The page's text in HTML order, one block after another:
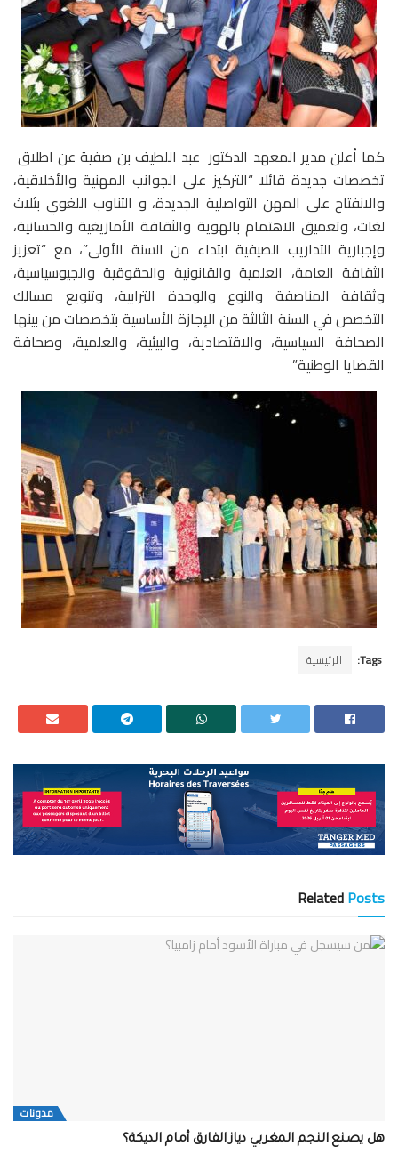
كما أعلن مدير المعهد الدكتور عبد اللطيف بن صفية عن اطلاق
تخصصات جديدة قائلا “التركيز على الجوانب المهنية والأخلاقية،
والانفتاح على المهن التواصلية الجديدة، و التناوب اللغوي بثلاث
لغات، وتعميق الاهتمام بالهوية والثقافة الأمازيغية والحسانية،
وإجبارية التداريب الصيفية ابتداء من السنة الأولى”، مع “تعزيز
الثقافة العامة، العلمية والقانونية والحقوقية والجيوسياسية،
وثقافة المناصفة والنوع والوحدة الترابية، وتنويع مسالك
التخصص في السنة الثالثة من الإجازة الأساسية بتخصصات من بينها
الصحافة السياسية، والاقتصادية، والبيئية، والعلمية، وصحافة
القضايا الوطنية”
Tags: الرئيسية
RelatedPosts
مدونات
هل يصنع النجم المغربي دياز الفارق أمام الديكة؟